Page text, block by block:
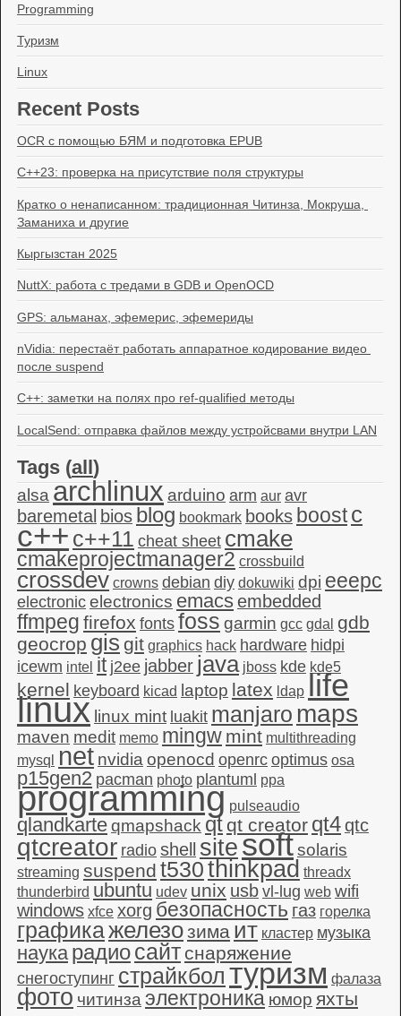
Programming
Туризм
Linux
Recent Posts
OCR с помощью БЯМ и подготовка EPUB
C++23: проверка на присутствие поля структуры
Кратко о ненаписанном: традиционная Читинза, Мокруша,
Заманиха и другие
Кыргызстан 2025
NuttX: работа с тредами в GDB и OpenOCD
GPS: альманах, эфемерис, эфемериды
nVidia: перестаёт работать аппаратное кодирование видео
после suspend
C++: заметки на полях про ref-qualified методы
LocalSend: отправка файлов между устройсвами внутри LAN
Tags (all)
alsa archlinux arduino arm aur avr
baremetal bios blog bookmark books boost c
c++c++11 cheat sheet cmake
cmakeprojectmanager2 crossbuild
crossdev crowns debian diy dokuwiki dpi eeepc
electronic electronics emacsembedded
ffmpeg firefox fonts foss garmin gcc gdal gdb
geocrop gis git graphics hack hardware hidpi
icewm intel it j2ee jabber java jboss kde kde5
kernel keyboard kicad laptop latex ldap life
linux linux mint luakit manjaro maps
maven medit memo mingw mint multithreading
mysql
net nvidia openocd openrc optimus osa
p15gen2 pacman photo plantuml ppa
programming pulseaudio
qlandkarteqmapshack qt qt creator qt4qtc
qtcreator radio shell sitesoftsolaris
streaming suspend t530thinkpad threadx
thunderbird ubuntu udev unix usb vl-lug web wifi
windows xfce xorg безопасность газ горелка
графикажелезозима ит кластер музыка
наука радиосайт снаряжение
снегоступинг страйкбол туризм фалаза
фото читинза электроника юмор яхты